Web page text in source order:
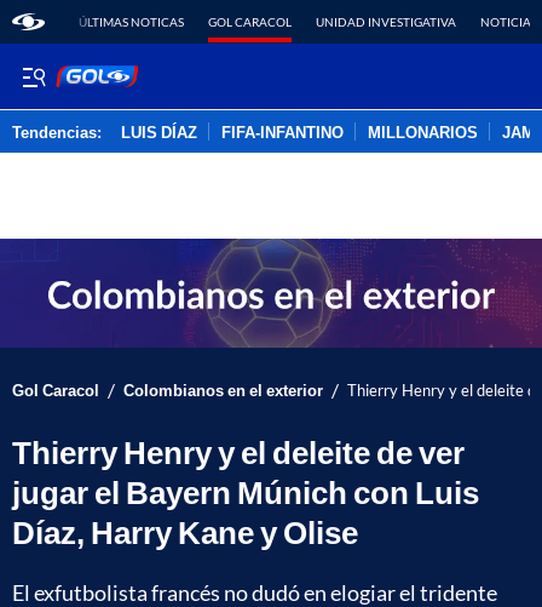
ÚLTIMAS NOTICAS GOL CARACOL UNIDAD INVESTIGATIVA NOTICIAS
Tendencias: LUIS DÍAZ FIFA-INFANTINO MILLONARIOS
Gol Caracol / Colombianos en el exterior / Thierry Henry y el deleite
Thierry Henry y el deleite de ver
jugar el Bayern Múnich con Luis
Díaz, Harry Kane y Olise
El exfutbolista francés no dudó en elogiar el tridente